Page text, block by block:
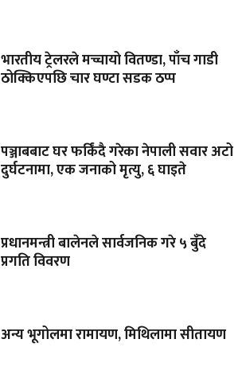
भारतीय ट्रेलरले मच्चायो वितण्डा, पाँच गाडी
ठोक्किएपछि चार घण्टा सडक ठप्प
पञ्जाबबाट घर फर्किंदै गरेका नेपाली सवार अटो
दुर्घटनामा, एक जनाको मृत्यु, ६ घाइते
प्रधानमन्त्री बालेनले सार्वजनिक गरे ५ बुँदे
प्रगति विवरण
अन्य भूगोलमा रामायण, मिथिलामा सीतायण